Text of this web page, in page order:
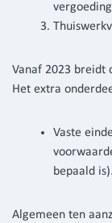
Vanaf 2023 breidt
Het extra
Vaste
bepaald is).
Algemeen ten